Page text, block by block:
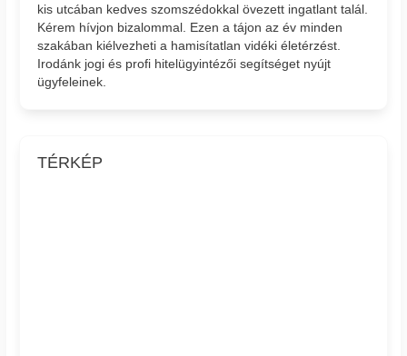
kis utcában kedves szomszédokkal övezett ingatlant talál.
Kérem hívjon bizalommal. Ezen a tájon az év minden
szakában kiélvezheti a hamisítatlan vidéki életérzést.
Irodánk jogi és profi hitelügyintézői segítséget nyújt
ügyfeleinek.
TÉRKÉP